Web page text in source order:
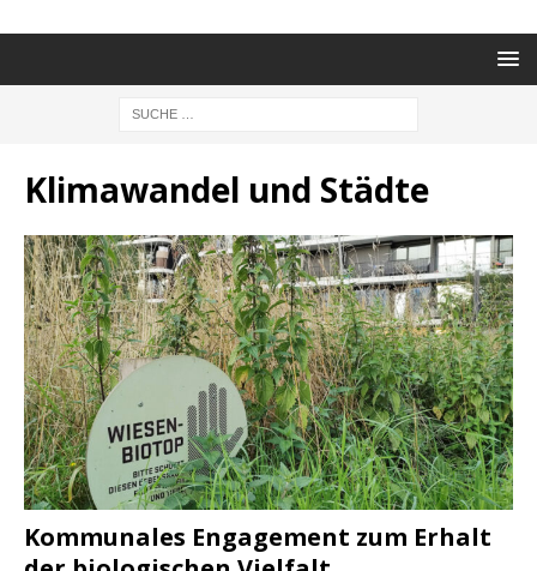
Klimawandel und Städte
Kommunales Engagement zum Erhalt